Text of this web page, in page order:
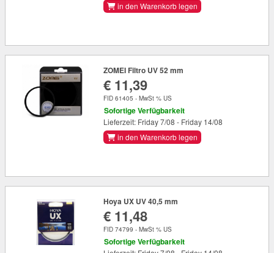
in den Warenkorb legen
ZOMEI Filtro UV 52 mm
€ 11,39
FID 61405 - MwSt % US
Sofortige Verfügbarkeit
Lieferzeit: Friday 7/08 - Friday 14/08
in den Warenkorb legen
Hoya UX UV 40,5 mm
€ 11,48
FID 74799 - MwSt % US
Sofortige Verfügbarkeit